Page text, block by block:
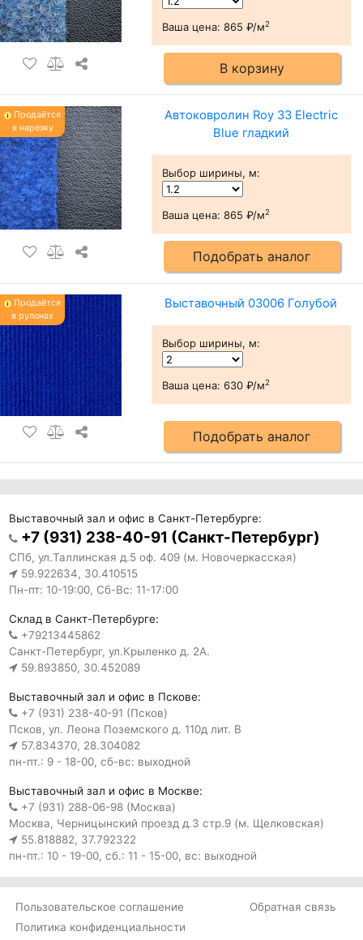
Ваша цена: 865 ₽/м2
В корзину
Продаётся
в нарезку
Автоковролин Roy 33 Electric
Blue гладкий
Выбор ширины, м:
Ваша цена: 865 ₽/м2
Подобрать аналог
Продаётся
в рулонах
Выставочный 03006 Голубой
Выбор ширины, м:
Ваша цена: 630 ₽/м2
Подобрать аналог
Выставочный зал и офис в Санкт-Петербурге:
+7 (931) 238-40-91 (Санкт-Петербург)
СПб, ул.Таллинская д.5 оф. 409 (м. Новочеркасская)
59.922634, 30.410515
Пн-пт: 10-19:00, Сб-Вс: 11-17:00
Склад в Санкт-Петербурге:
+79213445862
Санкт-Петербург, ул.Крыленко д. 2А.
59.893850, 30.452089
Выставочный зал и офис в Пскове:
+7 (931) 238-40-91 (Псков)
Псков, ул. Леона Поземского д. 110д лит. В
57.834370, 28.304082
пн-пт.: 9 - 18-00, сб-вс: выходной
Выставочный зал и офис в Москве:
+7 (931) 288-06-98 (Москва)
Москва, Черницынский проезд д.3 стр.9 (м. Щелковская)
55.818882, 37.792322
пн-пт.: 10 - 19-00, сб.: 11 - 15-00, вс: выходной
Пользовательское соглашение
Политика конфиденциальности
Обратная связь